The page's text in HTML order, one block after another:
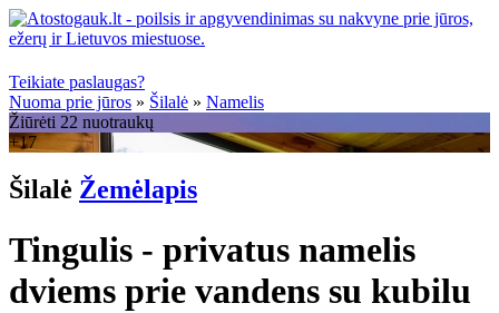
Teikiate paslaugas?
Nuoma prie jūros » Šilalė » Namelis
Žiūrėti 22 nuotraukų
+17
Šilalė Žemėlapis
Tingulis - privatus namelis
dviems prie vandens su kubilu